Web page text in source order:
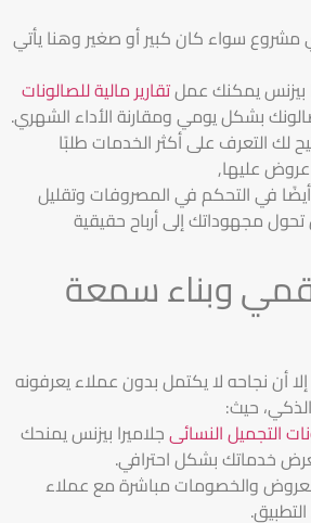
مشروع سواء كان كبير أو صغير وهنا يأتي
بيزنس يمكنك عملتقارير مالية للصالونات
بشكل يومي ومقارنة الأداء الشهري.
لك التعرف على أكثر الخدمات طلبًا
عروض عليها,
في التحكم في المصروفات وتقليل
مجهوداتك إلى أرباح حقيقية
وبناء سمعة
أن نجاحه لا يكتمل بدون عملاء يعرفونه
حيث:
التجميل النسائىجلاميرا بيزنس يمنحك
خدماتك بشكل احترافي.
والخصومات مباشرة مع عملاء